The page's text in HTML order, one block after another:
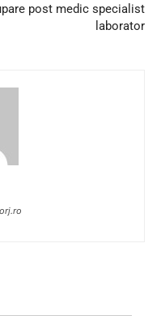
post medic specialist
laborator